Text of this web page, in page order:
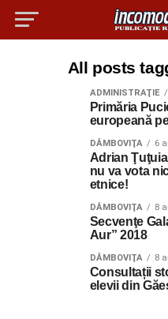
All posts
ADMINISTRAŢIE
Primăria
europeană
DÂMBOVIŢA 6
Adrian
nu va vota
etnice!
DÂMBOVIŢA 8
Secvenţe
Aur” 2018
DÂMBOVIŢA 8
Consultații
elevii din